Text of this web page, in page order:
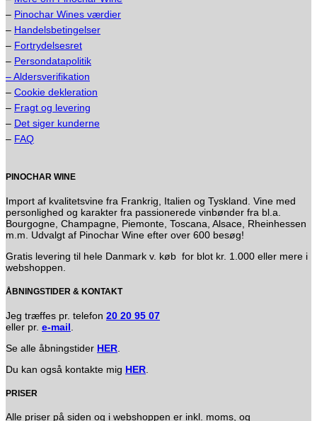
– Pinochar Wines værdier
– Handelsbetingelser
– Fortrydelsesret
– Persondatapolitik
– Aldersverifikation
– Cookie dekleration
– Fragt og levering
– Det siger kunderne
– FAQ
PINOCHAR WINE
Import af kvalitetsvine fra Frankrig, Italien og Tyskland. Vine med
personlighed og karakter fra passionerede vinbønder fra bl.a.
Bourgogne, Champagne, Piemonte, Toscana, Alsace, Rheinhessen
m.m. Udvalgt af Pinochar Wine efter over 600 besøg!
Gratis levering til hele Danmark v. køb for blot kr. 1.000 eller mere i
webshoppen.
ÅBNINGSTIDER & KONTAKT
Jeg træffes pr. telefon 20 20 95 07
eller pr. e-mail
Se alle åbningstider HER
Du kan også kontakte mig HER
PRISER
Alle priser på siden og i webshoppen er inkl. moms, og